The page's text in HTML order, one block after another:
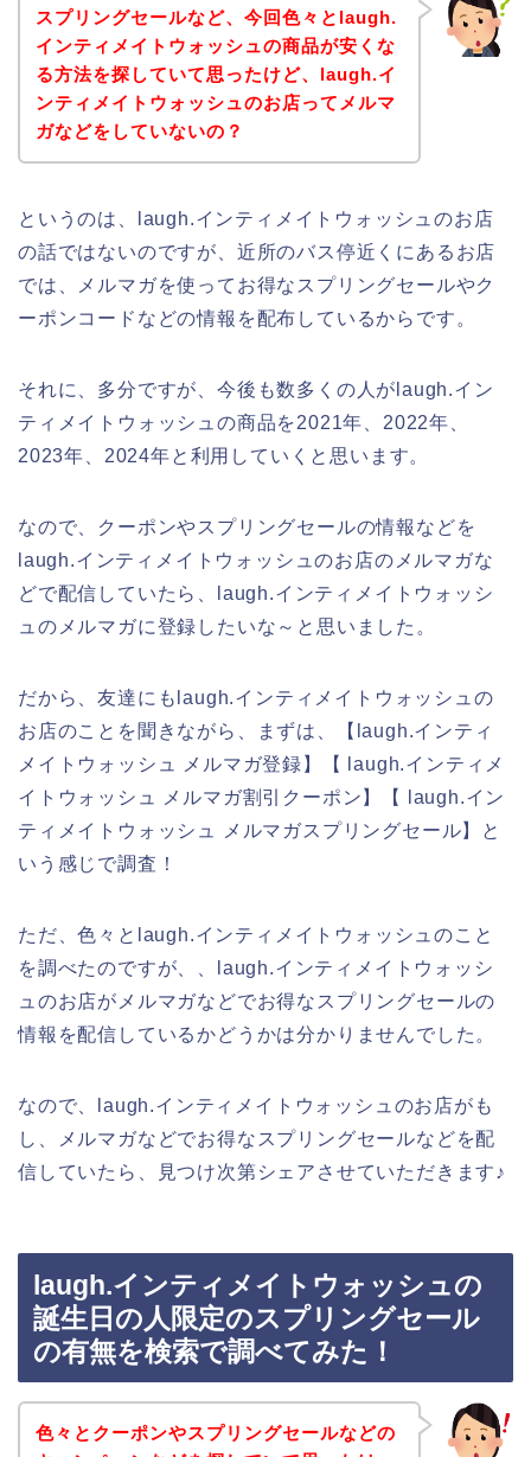
スプリングセールなど、今回色々とlaugh.
インティメイトウォッシュの商品が安くな
る方法を探していて思ったけど、laugh.イ
ンティメイトウォッシュのお店ってメルマ
ガなどをしていないの？
というのは、laugh.インティメイトウォッシュのお店
の話ではないのですが、近所のバス停近くにあるお店
では、メルマガを使ってお得なスプリングセールやク
ーポンコードなどの情報を配布しているからです。
それに、多分ですが、今後も数多くの人がlaugh.イン
ティメイトウォッシュの商品を2021年、2022年、
2023年、2024年と利用していくと思います。
なので、クーポンやスプリングセールの情報などを
laugh.インティメイトウォッシュのお店のメルマガな
どで配信していたら、laugh.インティメイトウォッシ
ュのメルマガに登録したいな～と思いました。
だから、友達にもlaugh.インティメイトウォッシュの
お店のことを聞きながら、まずは、【laugh.インティ
メイトウォッシュ メルマガ登録】【 laugh.インティメ
イトウォッシュ メルマガ割引クーポン】【 laugh.イン
ティメイトウォッシュ メルマガスプリングセール】と
いう感じで調査！
ただ、色々とlaugh.インティメイトウォッシュのこと
を調べたのですが、、laugh.インティメイトウォッシ
ュのお店がメルマガなどでお得なスプリングセールの
情報を配信しているかどうかは分かりませんでした。
なので、laugh.インティメイトウォッシュのお店がも
し、メルマガなどでお得なスプリングセールなどを配
信していたら、見つけ次第シェアさせていただきます♪
laugh.インティメイトウォッシュの
誕生日の人限定のスプリングセール
の有無を検索で調べてみた！
色々とクーポンやスプリングセールなどの